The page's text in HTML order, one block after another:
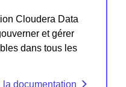
Cloudera Data
et gérer
dans tous les
la documentation